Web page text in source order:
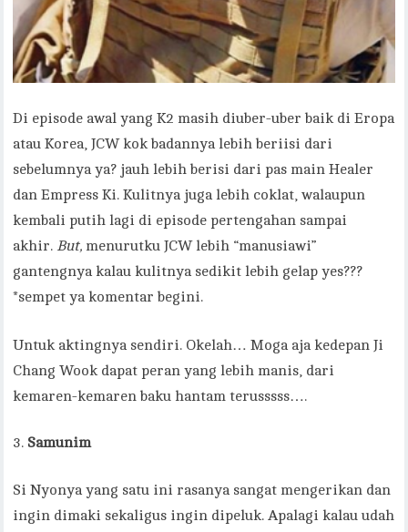
Di episode awal yang K2 masih diuber-uber baik di Eropa
atau Korea, JCW kok badannya lebih beriisi dari
sebelumnya ya? jauh lebih berisi dari pas main Healer
dan Empress Ki. Kulitnya juga lebih coklat, walaupun
kembali putih lagi di episode pertengahan sampai
akhir. But, menurutku JCW lebih “manusiawi”
gantengnya kalau kulitnya sedikit lebih gelap yes???
*sempet ya komentar begini.
Untuk aktingnya sendiri. Okelah… Moga aja kedepan Ji
Chang Wook dapat peran yang lebih manis, dari
kemaren-kemaren baku hantam terusssss….
Samunim
Si Nyonya yang satu ini rasanya sangat mengerikan dan
ingin dimaki sekaligus ingin dipeluk. Apalagi kalau udah